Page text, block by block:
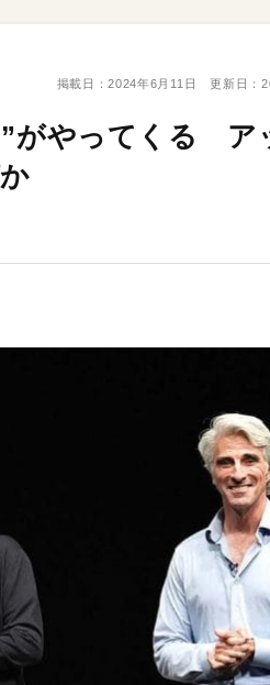
掲載日：2024年6月11日 更新日：
がやってくる ア